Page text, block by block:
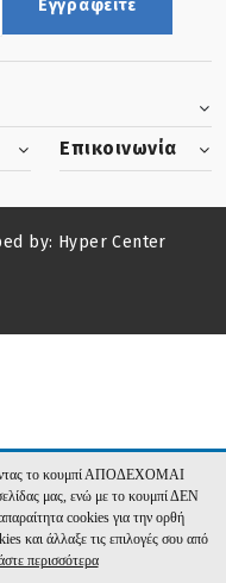
Εγγραφείτε
Επικοινωνία
by: Hyper Center
το κουμπί ΑΠΟΔΕΧΟΜΑΙ
μας, ενώ με το κουμπί ΔΕΝ
cookies για την ορθή
και άλλαξε τις επιλογές σου από
περισσότερα